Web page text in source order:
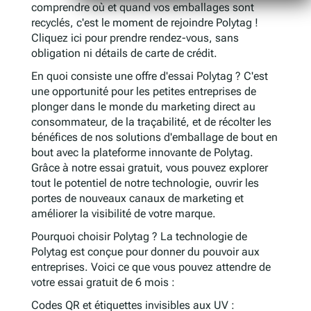
comprendre où et quand vos emballages sont
recyclés, c'est le moment de rejoindre Polytag !
Cliquez ici pour prendre rendez-vous, sans
obligation ni détails de carte de crédit.
En quoi consiste une offre d'essai Polytag ? C'est
une opportunité pour les petites entreprises de
plonger dans le monde du marketing direct au
consommateur, de la traçabilité, et de récolter les
bénéfices de nos solutions d'emballage de bout en
bout avec la plateforme innovante de Polytag.
Grâce à notre essai gratuit, vous pouvez explorer
tout le potentiel de notre technologie, ouvrir les
portes de nouveaux canaux de marketing et
améliorer la visibilité de votre marque.
Pourquoi choisir Polytag ? La technologie de
Polytag est conçue pour donner du pouvoir aux
entreprises. Voici ce que vous pouvez attendre de
votre essai gratuit de 6 mois :
Codes QR et étiquettes invisibles aux UV :